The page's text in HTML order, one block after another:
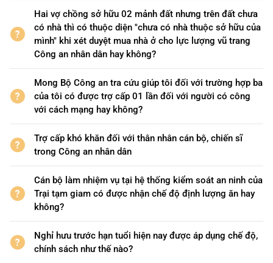
Hai vợ chồng sở hữu 02 mảnh đất nhưng trên đất chưa
có nhà thì có thuộc diện "chưa có nhà thuộc sở hữu của
mình" khi xét duyệt mua nhà ở cho lực lượng vũ trang
Công an nhân dân hay không?
Mong Bộ Công an tra cứu giúp tôi đối với trường hợp ba
của tôi có được trợ cấp 01 lần đối với người có công
với cách mạng hay không?
Trợ cấp khó khăn đối với thân nhân cán bộ, chiến sĩ
trong Công an nhân dân
Cán bộ làm nhiệm vụ tại hệ thống kiểm soát an ninh của
Trại tạm giam có được nhận chế độ định lượng ăn hay
không?
Nghỉ hưu trước hạn tuổi hiện nay được áp dụng chế độ,
chính sách như thế nào?